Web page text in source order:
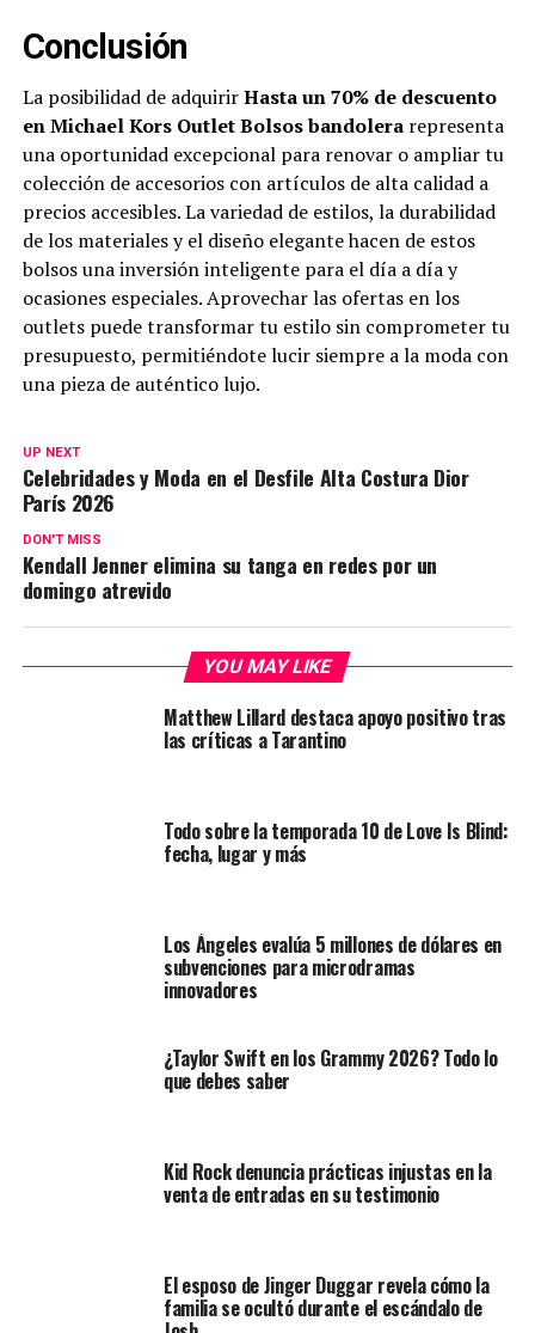
Conclusión
La posibilidad de adquirirHasta un 70% de descuento
en Michael Kors Outlet Bolsos bandolerarepresenta
una oportunidad excepcional para renovar o ampliar tu
colección de accesorios con artículos de alta calidad a
precios accesibles. La variedad de estilos, la durabilidad
de los materiales y el diseño elegante hacen de estos
bolsos una inversión inteligente para el día a día y
ocasiones especiales. Aprovechar las ofertas en los
outlets puede transformar tu estilo sin comprometer tu
presupuesto, permitiéndote lucir siempre a la moda con
una pieza de auténtico lujo.
UP NEXT
Celebridades y Moda en el Desfile Alta Costura Dior
París 2026
DON'T MISS
Kendall Jenner elimina su tanga en redes por un
domingo atrevido
YOU MAY LIKE
Matthew Lillard destaca apoyo positivo tras
las críticas a Tarantino
Todo sobre la temporada 10 de Love Is Blind:
fecha, lugar y más
Los Ángeles evalúa 5 millones de dólares en
subvenciones para microdramas
innovadores
¿Taylor Swift en los Grammy 2026? Todo lo
que debes saber
Kid Rock denuncia prácticas injustas en la
venta de entradas en su testimonio
El esposo de Jinger Duggar revela cómo la
familia se ocultó durante el escándalo de